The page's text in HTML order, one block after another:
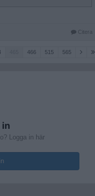
Citera
466 515 565
in
Logga in här